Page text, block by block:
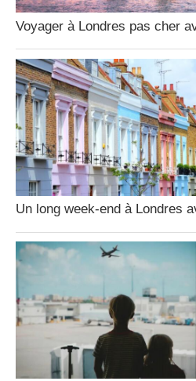
Voyager à Londres pas cher
Un long week-end à Londres